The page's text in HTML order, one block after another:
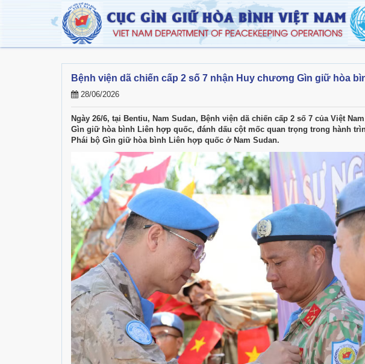
Bệnh viện dã chiến cấp 2 số 7 nhận Huy chương Gìn giữ hòa
28/06/2026
Ngày 26/6, tại Bentiu, Nam Sudan, Bệnh viện dã chiến cấp 2 số 7 của Việt
Gìn giữ hòa bình Liên hợp quốc, đánh dấu cột mốc quan trọng trong hành
Phái bộ Gìn giữ hòa bình Liên hợp quốc ở Nam Sudan.